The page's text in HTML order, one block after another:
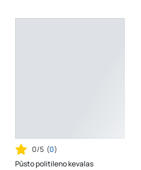
0/5 (0)
Pūsto politileno kevalas